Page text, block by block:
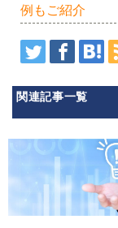
例もご紹介
関連記事一覧